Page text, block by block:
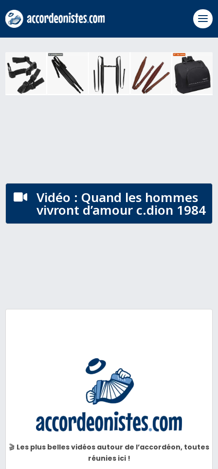
 Vidéo : Quand les hommes
vivront d’amour c.dion 1984
🎬 Les plus belles vidéos autour de l’accordéon, toutes
réunies ici !